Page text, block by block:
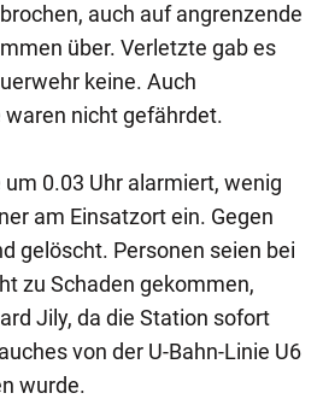
auch auf angrenzende
über. Verletzte gab es
keine. Auch
nicht gefährdet.
0.03 Uhr alarmiert, wenig
am Einsatzort ein. Gegen
gelöscht. Personen seien bei
zu Schaden gekommen,
Jily, da die Station sofort
von der U-Bahn-Linie U6
wurde.